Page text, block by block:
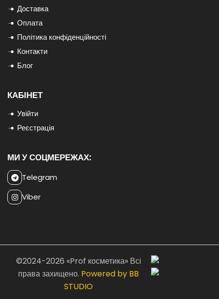
Доставка
Оплата
Політика конфіденційності
Контакти
Блог
КАБІНЕТ
Увійти
Реєстрація
МИ У СОЦМЕРЕЖАХ:
Telegram
Viber
©2024-2026 «Prof косметика» Всі
права захищено. Powered by BB
STUDIO